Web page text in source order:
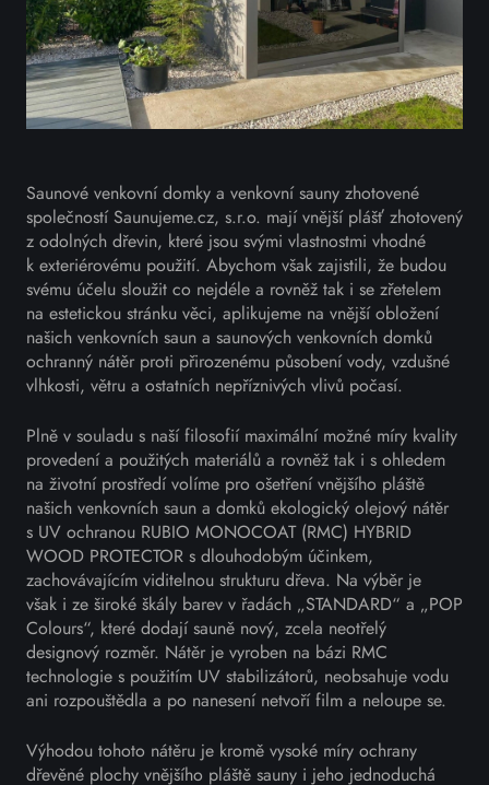
Saunové venkovní domky a venkovní sauny zhotovené
společností Saunujeme.cz, s.r.o. mají vnější plášť zhotovený
z odolných dřevin, které jsou svými vlastnostmi vhodné
k exteriérovému použití. Abychom však zajistili, že budou
svému účelu sloužit co nejdéle a rovněž tak i se zřetelem
na estetickou stránku věci, aplikujeme na vnější obložení
našich venkovních saun a saunových venkovních domků
ochranný nátěr proti přirozenému působení vody, vzdušné
vlhkosti, větru a ostatních nepříznivých vlivů počasí.
Plně v souladu s naší filosofií maximální možné míry kvality
provedení a použitých materiálů a rovněž tak i s ohledem
na životní prostředí volíme pro ošetření vnějšího pláště
našich venkovních saun a domků ekologický olejový nátěr
s UV ochranou RUBIO MONOCOAT (RMC) HYBRID
WOOD PROTECTOR s dlouhodobým účinkem,
zachovávajícím viditelnou strukturu dřeva. Na výběr je
však i ze široké škály barev v řadách „STANDARD“ a „POP
Colours“, které dodají sauně nový, zcela neotřelý
designový rozměr. Nátěr je vyroben na bázi RMC
technologie s použitím UV stabilizátorů, neobsahuje vodu
ani rozpouštědla a po nanesení netvoří film a neloupe se.
Výhodou tohoto nátěru je kromě vysoké míry ochrany
dřevěné plochy vnějšího pláště sauny i jeho jednoduchá